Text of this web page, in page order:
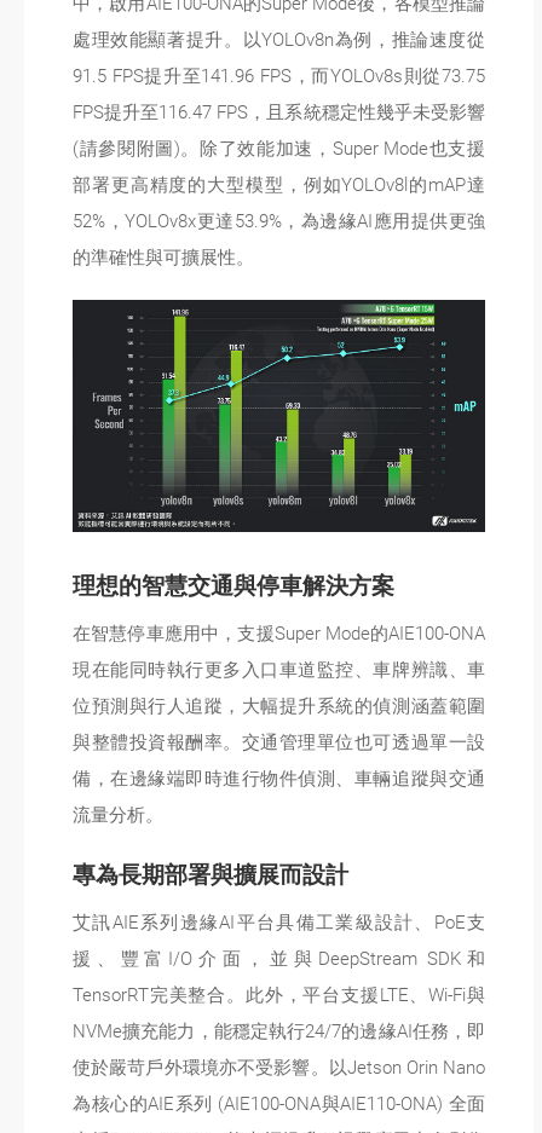
處理效能顯著提升。以YOLOv8n為例，推論速度從
91.5 FPS提升至141.96 FPS，而YOLOv8s則從73.75
FPS提升至116.47 FPS，且系統穩定性幾乎未受影響
(請參閱附圖)。除了效能加速，Super Mode也支援
部署更高精度的大型模型，例如YOLOv8l的mAP達
52%，YOLOv8x更達53.9%，為邊緣AI應用提供更強
的準確性與可擴展性。
理想的智慧交通與停車解決方案
在智慧停車應用中，支援Super Mode的AIE100-ONA
現在能同時執行更多入口車道監控、車牌辨識、車
位預測與行人追蹤，大幅提升系統的偵測涵蓋範圍
與整體投資報酬率。交通管理單位也可透過單一設
備，在邊緣端即時進行物件偵測、車輛追蹤與交通
流量分析。
專為長期部署與擴展而設計
艾訊AIE系列邊緣AI平台具備工業級設計、PoE支
援、豐富I/O介面，並與DeepStream SDK和
TensorRT完美整合。此外，平台支援LTE、Wi-Fi與
NVMe擴充能力，能穩定執行24/7的邊緣AI任務，即
使於嚴苛戶外環境亦不受影響。以Jetson Orin Nano
為核心的AIE系列 (AIE100-ONA與AIE110-ONA) 全面